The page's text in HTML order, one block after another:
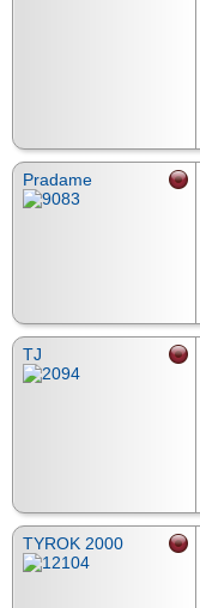
Pradame
TJ
TYROK 2000